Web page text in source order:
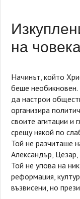
на
Начинът, който
беше необикновен.
да настрои
организира
своите агитации и
срещу някой по
Той не разчиташе
Александър,
Той не упова на
реформация,
възвисени, но